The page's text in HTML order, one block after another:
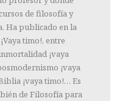
de filosofía y
Ha publicado en la
timo!, entre
¡vaya
¡vaya
¡vaya timo!… Es
de Filosofía para